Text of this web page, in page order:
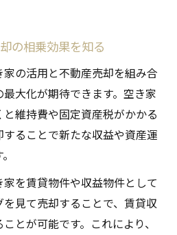
の相乗効果を知る
の活用と不動産売却を組み合
大化が期待できます。空き家
維持費や固定資産税がかかる
ることで新たな収益や資産運
を賃貸物件や収益物件として
見て売却することで、賃貸収
とが可能です。これにより、